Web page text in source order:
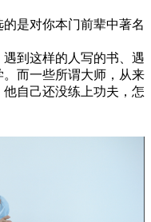
是对你本门前辈中著名
到这样的人写的书、遇
而一些所谓大师，从来
自己还没练上功夫，怎